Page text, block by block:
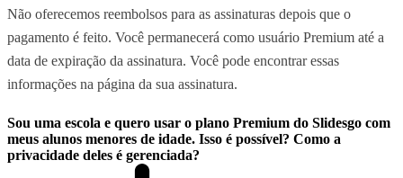
Não oferecemos reembolsos para as assinaturas depois que o
pagamento é feito. Você permanecerá como usuário Premium até a
data de expiração da assinatura. Você pode encontrar essas
informações na página da sua assinatura.
Sou uma escola e quero usar o plano Premium do Slidesgo com
meus alunos menores de idade. Isso é possível? Como a
privacidade deles é gerenciada?